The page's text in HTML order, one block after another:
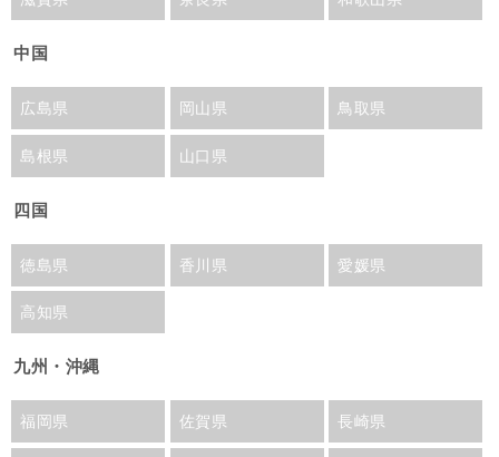
中国
広島県 岡山県 鳥取県
島根県 山口県
四国
徳島県 香川県 愛媛県
高知県
九州・沖縄
福岡県 佐賀県 長崎県